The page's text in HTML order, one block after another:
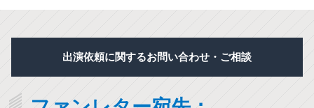
出演依頼に関するお問い合わせ・ご相談